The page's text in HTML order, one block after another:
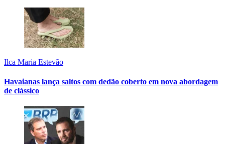
Ilca Maria Estevão
Havaianas lança saltos com dedão coberto em nova abordagem
de clássico